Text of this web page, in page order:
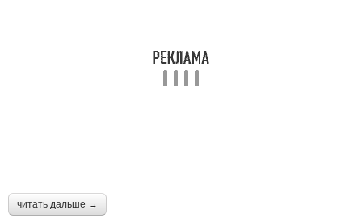
читать дальше →